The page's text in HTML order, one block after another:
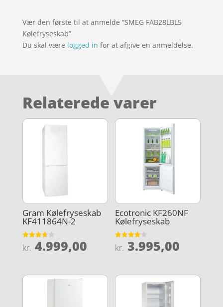
Vær den første til at anmelde “SMEG FAB28LBL5
Kølefryseskab”
Du skal være logged in for at afgive en anmeldelse.
Relaterede varer
Gram Kølefryseskab
KF411864N-2
Vurderet
3.7
kr. 4.999,00
Ecotronic KF260NF
Kølefryseskab
Vurderet
4.1
kr. 3.995,00